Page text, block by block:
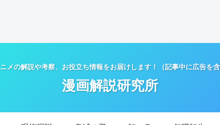
メの解説や考察、お役立ち情報をお届けします！（記事中に広告を
漫画解説研究所